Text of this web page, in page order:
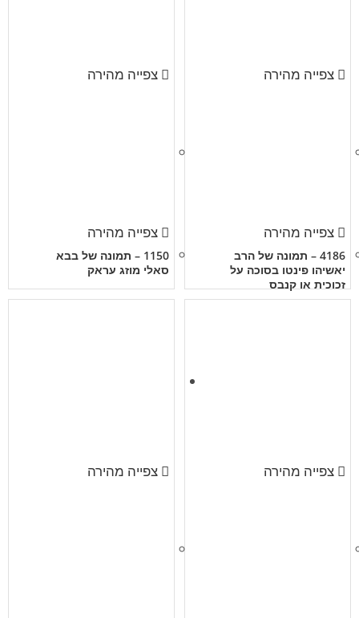
צפייה מהירה
צפייה מהירה
4186 – תמונה של הרב
יאשיהו פינטו בסוכה על
זכוכית או קנבס
צפייה מהירה
צפייה מהירה
1150 – תמונה של בבא
סאלי מוזג עראק
צפייה מהירה צפייה מהירה